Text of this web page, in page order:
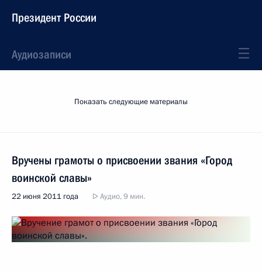
Президент России
Аудиозаписи
Показать следующие материалы
Вручены грамоты о присвоении звания «Город
воинской славы»
22 июня 2011 года Аудио, 9 мин.